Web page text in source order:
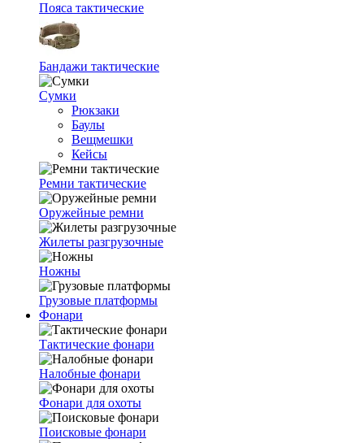
Пояса тактические
Бандажи тактические
Сумки
Рюкзаки
Баулы
Вещмешки
Кейсы
Ремни тактические
Оружейные ремни
Жилеты разгрузочные
Ножны
Грузовые платформы
Фонари
Тактические фонари
Налобные фонари
Фонари для охоты
Поисковые фонари